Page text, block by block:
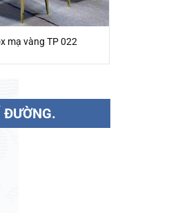
mạ vàng TP 022
ĐƯỜNG.